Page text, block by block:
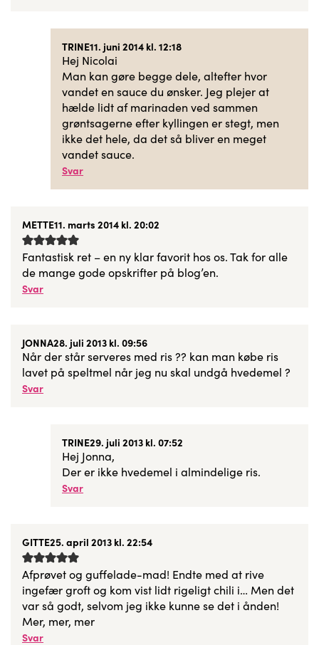
TRINE11. juni 2014 kl. 12:18
Hej Nicolai
Man kan gøre begge dele, altefter hvor
vandet en sauce du ønsker. Jeg plejer at
hælde lidt af marinaden ved sammen
grøntsagerne efter kyllingen er stegt, men
ikke det hele, da det så bliver en meget
vandet sauce.
Svar
METTE11. marts 2014 kl. 20:02
Fantastisk ret – en ny klar favorit hos os. Tak for alle
de mange gode opskrifter på blog’en.
Svar
JONNA28. juli 2013 kl. 09:56
Når der står serveres med ris ?? kan man købe ris
lavet på speltmel når jeg nu skal undgå hvedemel ?
Svar
TRINE29. juli 2013 kl. 07:52
Hej Jonna,
Der er ikke hvedemel i almindelige ris.
Svar
GITTE25. april 2013 kl. 22:54
Afprøvet og guffelade-mad! Endte med at rive
ingefær groft og kom vist lidt rigeligt chili i… Men det
var så godt, selvom jeg ikke kunne se det i ånden!
Mer, mer, mer
Svar